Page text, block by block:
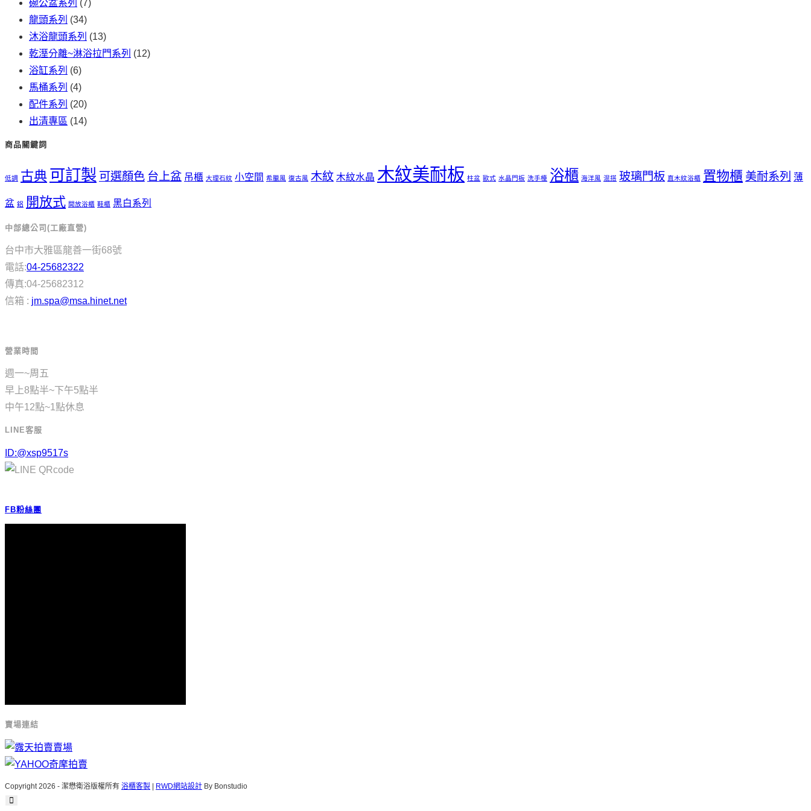
碗公盆系列 (7)
龍頭系列 (34)
沐浴龍頭系列 (13)
乾溼分離~淋浴拉門系列 (12)
浴缸系列 (6)
馬桶系列 (4)
配件系列 (20)
出清專區 (14)
商品關鍵詞
低調 古典 可訂製 可選顏色 台上盆 吊櫃 大理石紋 小空間 希臘風 復古風 木紋 木紋水晶 木紋美耐板 柱盆 歐式 水晶門板 洗手檯 浴櫃 海洋風 混搭 玻璃門板 直木紋浴櫃 置物櫃 美耐系列 薄
盆 鋁 開放式 開放浴櫃 鞋櫃 黑白系列
中部總公司(工廠直營)
台中市大雅區龍善一街68號
電話:04-25682322
傳真:04-25682312
信箱 : jm.spa@msa.hinet.net
營業時間
週一~周五
早上8點半~下午5點半
中午12點~1點休息
LINE客服
ID:@xsp9517s
FB粉絲團
賣場連結
Copyright 2026 - 潔懋衛浴版權所有 浴櫃客製 | RWD網站設計 By Bonstudio